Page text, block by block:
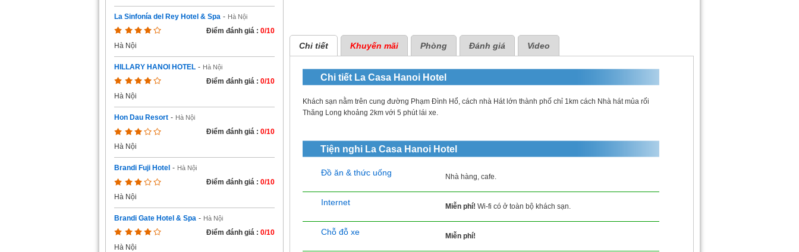
La Sinfonía del Rey Hotel & Spa - Hà Nội
Điểm đánh giá : 0/10
Hà Nội
HILLARY HANOI HOTEL - Hà Nội
Điểm đánh giá : 0/10
Hà Nội
Hon Dau Resort - Hà Nội
Điểm đánh giá : 0/10
Hà Nội
Brandi Fuji Hotel - Hà Nội
Điểm đánh giá : 0/10
Hà Nội
Brandi Gate Hotel & Spa - Hà Nội
Điểm đánh giá : 0/10
Hà Nội
Chi tiết Khuyến mãi Phòng Đánh giá Video
Chi tiết La Casa Hanoi Hotel
Khách sạn nằm trên cung đường Phạm Đình Hổ, cách nhà Hát lớn thành phố chỉ 1km cách Nhà hát mủa rối
Thăng Long khoảng 2km với 5 phút lái xe.
Tiện nghi La Casa Hanoi Hotel
Đồ ăn & thức uống Nhà hàng, cafe.
Internet Miễn phí! Wi-fi có ở toàn bộ khách sạn.
Chỗ đỗ xe Miễn phí!